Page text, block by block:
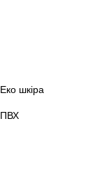
Еко шкіра
ПВХ